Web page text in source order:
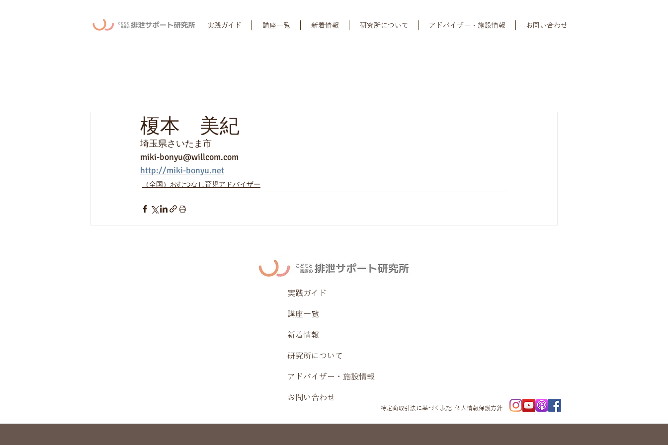
実践ガイド 講座一覧 新着情報 研究所について アドバイザー・施設情報 お問い合わせ
榎本 美紀
埼玉県さいたま市
miki-bonyu@willcom.com
http://miki-bonyu.net
（全国）おむつなし育児アドバイザー
実践ガイド
講座一覧
新着情報
研究所について
アドバイザー・施設情報
お問い合わせ
特定商取引法に基づく表記 個人情報保護方針